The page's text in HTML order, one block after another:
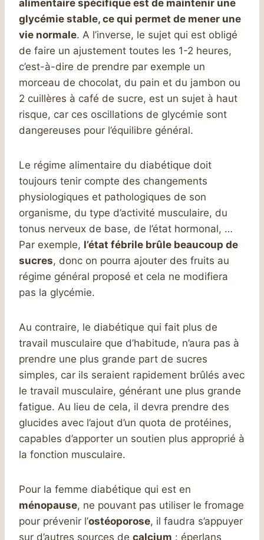
alimentaire spécifique est de maintenir une
glycémie stable, ce qui permet de mener une
vie normale. A l’inverse, le sujet qui est obligé
de faire un ajustement toutes les 1-2 heures,
c’est-à-dire de prendre par exemple un
morceau de chocolat, du pain et du jambon ou
2 cuillères à café de sucre, est un sujet à haut
risque, car ces oscillations de glycémie sont
dangereuses pour l’équilibre général.
Le régime alimentaire du diabétique doit
toujours tenir compte des changements
physiologiques et pathologiques de son
organisme, du type d’activité musculaire, du
tonus nerveux de base, de l’état hormonal, …
Par exemple, l’état fébrile brûle beaucoup de
sucres, donc on pourra ajouter des fruits au
régime général proposé et cela ne modifiera
pas la glycémie.
Au contraire, le diabétique qui fait plus de
travail musculaire que d’habitude, n’aura pas à
prendre une plus grande part de sucres
simples, car ils seraient rapidement brûlés avec
le travail musculaire, générant une plus grande
fatigue. Au lieu de cela, il devra prendre des
glucides avec l’ajout d’un quota de protéines,
capables d’apporter un soutien plus approprié à
la fonction musculaire.
Pour la femme diabétique qui est en
ménopause, ne pouvant pas utiliser le fromage
pour prévenir l’ostéoporose, il faudra s’appuyer
sur d’autres sources de calcium : éperlans